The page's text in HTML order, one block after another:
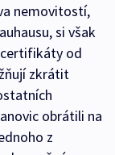
nemovitostí,
si však
od
zkrátit
obrátili na
z